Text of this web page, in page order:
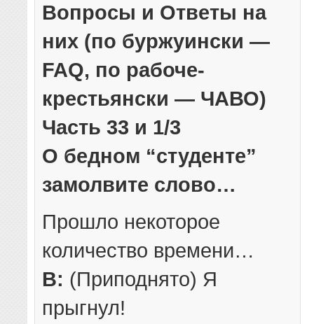
Вопросы и Ответы на
них (по буржуински —
FAQ, по рабоче-
крестьянски — ЧАВО)
Часть 33 и 1/3
О бедном “студенте”
замолвите слово…
Прошло некоторое
количество времени…
В: (Приподнято) Я
прыгнул!